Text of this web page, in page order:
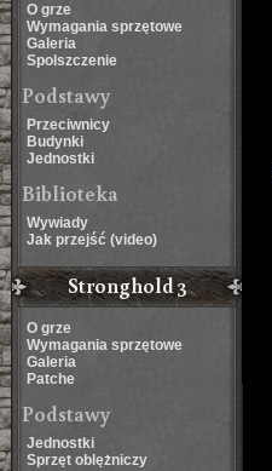
O grze
Wymagania sprzętowe
Galeria
Spolszczenie
Podstawy
Przeciwnicy
Budynki
Jednostki
Biblioteka
Wywiady
Jak przejść (video)
Stronghold 3
O grze
Wymagania sprzętowe
Galeria
Patche
Podstawy
Jednostki
Sprzęt oblężniczy